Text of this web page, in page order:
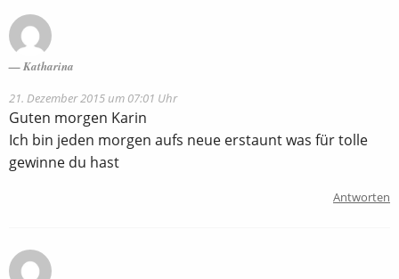
Katharina
21. Dezember 2015 um 07:01 Uhr
Guten morgen Karin
Ich bin jeden morgen aufs neue erstaunt was für tolle
gewinne du hast
Antworten